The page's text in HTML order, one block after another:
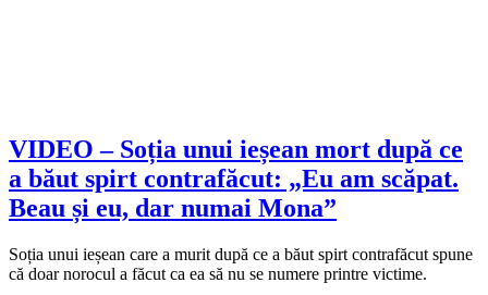
VIDEO – Soția unui ieșean mort după ce
a băut spirt contrafăcut: „Eu am scăpat.
Beau și eu, dar numai Mona”
Soția unui ieșean care a murit după ce a băut spirt contrafăcut spune
că doar norocul a făcut ca ea să nu se numere printre victime.